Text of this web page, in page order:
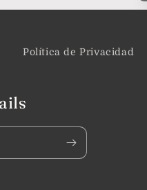
Política de Privacidad